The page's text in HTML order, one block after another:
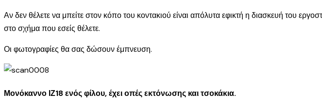
Αν δεν θέλετε να μπείτε στον κόπο του κοντακιού είναι απόλυτα εφικτή η διασκευή του
στο σχήμα που εσείς θέλετε.
Οι φωτογραφίες θα σας δώσουν έμπνευση.
Μονόκαννο ΙΖ18 ενός φίλου, έχει οπές εκτόνωσης και τσοκάκια.